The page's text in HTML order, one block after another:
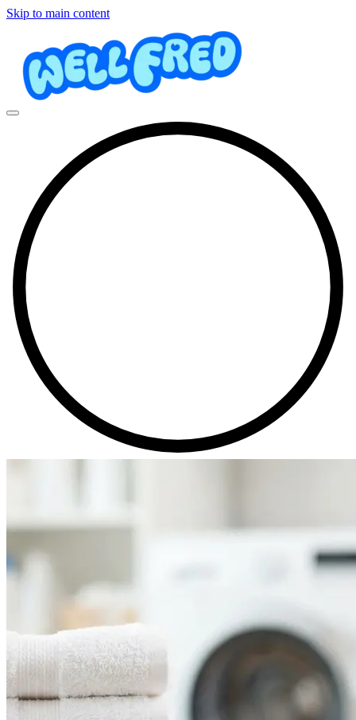
Skip to main content